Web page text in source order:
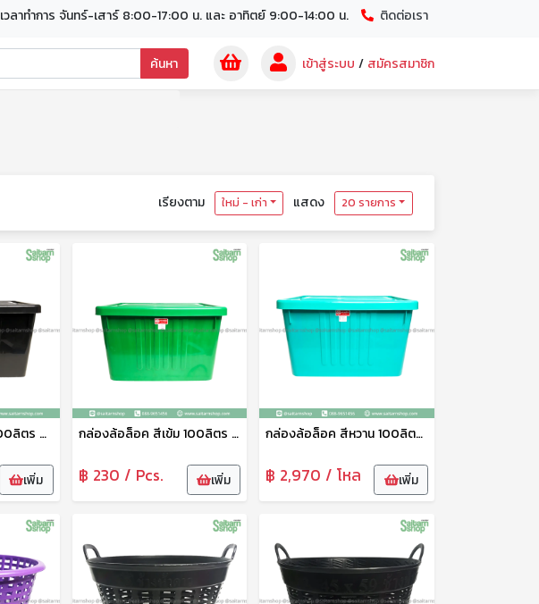
เวลาทำการ จันทร์-เสาร์ 8:00-17:00 น. และ อาทิตย์ 9:00-14:00 น. ติดต่อเรา
ค้นหา เข้าสู่ระบบ / สมัครสมาชิก
เรียงตาม ใหม่ - เก่า แสดง 20 รายการ
กล่องล้อล็อค สีดำ 100ลิตร B-100 ช้างไทยรัฐ
เพิ่ม
กล่องล้อล็อค สีเข้ม 100ลิตร B-100 ช้างไทยรัช
฿ 230 / Pcs. เพิ่ม
กล่องล้อล็อค สีหวาน 100ลิตร B-100 ช้างไทยรัช
฿ 2,970 / โหล เพิ่ม